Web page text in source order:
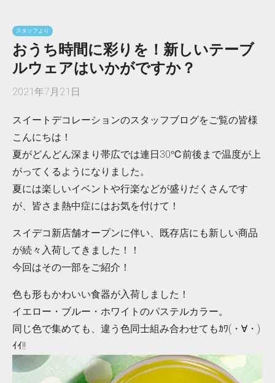
スタッフより
おうち時間に彩りを！新しいテーブ
ルウェアはいかがですか？
2021年7月21日
スイートデコレーションのスタッフブログをご覧の皆様
こんにちは！
夏がどんどん深まり帯広では連日30℃前後まで温度が上
がってくるようになりました。
夏には楽しいイベントや行楽などが盛りだくさんです
が、皆さま熱中症にはお気を付けて！
スイデコ新店舗オープンに伴い、既存店にも新しい商品
が続々入荷してきました！！
今回はその一部をご紹介！
色も形もかわいい食器が入荷しました！
イエロー・ブルー・ホワイトのパステルカラー。
同じ色で集めても、違う色同士組み合わせてもｶﾜ(・∀・)
ｲｲ!!